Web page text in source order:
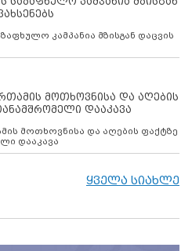
კამპანია მზისგან დაცვის
მოთხოვნისა და აღების
დააკავა
დააკავა
ყველა სიახლე